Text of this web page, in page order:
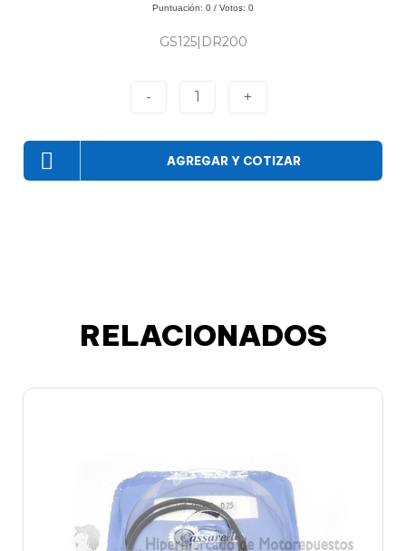
Puntuación: 0 / Votos: 0
GS125|DR200
- 1 +
AGREGAR Y COTIZAR
RELACIONADOS